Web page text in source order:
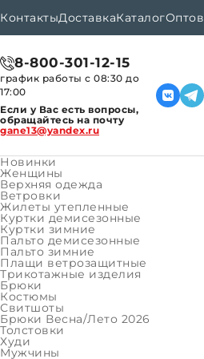
КонтактыДоставкаКаталог
8-800-301-12-15
график работы с 08:30 до
17:00
Если у Вас есть вопросы,
обращайтесь на почту
gane13@yandex.ru
Новинки
Женщины
Верхняя одежда
Ветровки
Жилеты утепленные
Куртки демисезонные
Куртки зимние
Пальто демисезонные
Пальто зимние
Плащи ветрозащитные
Трикотажные изделия
Брюки
Костюмы
Свитшоты
Брюки Весна/Лето 2026
Толстовки
Худи
Мужчины
Главная Каталог